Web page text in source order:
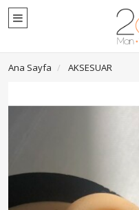
Ana Sayfa AKSESUAR